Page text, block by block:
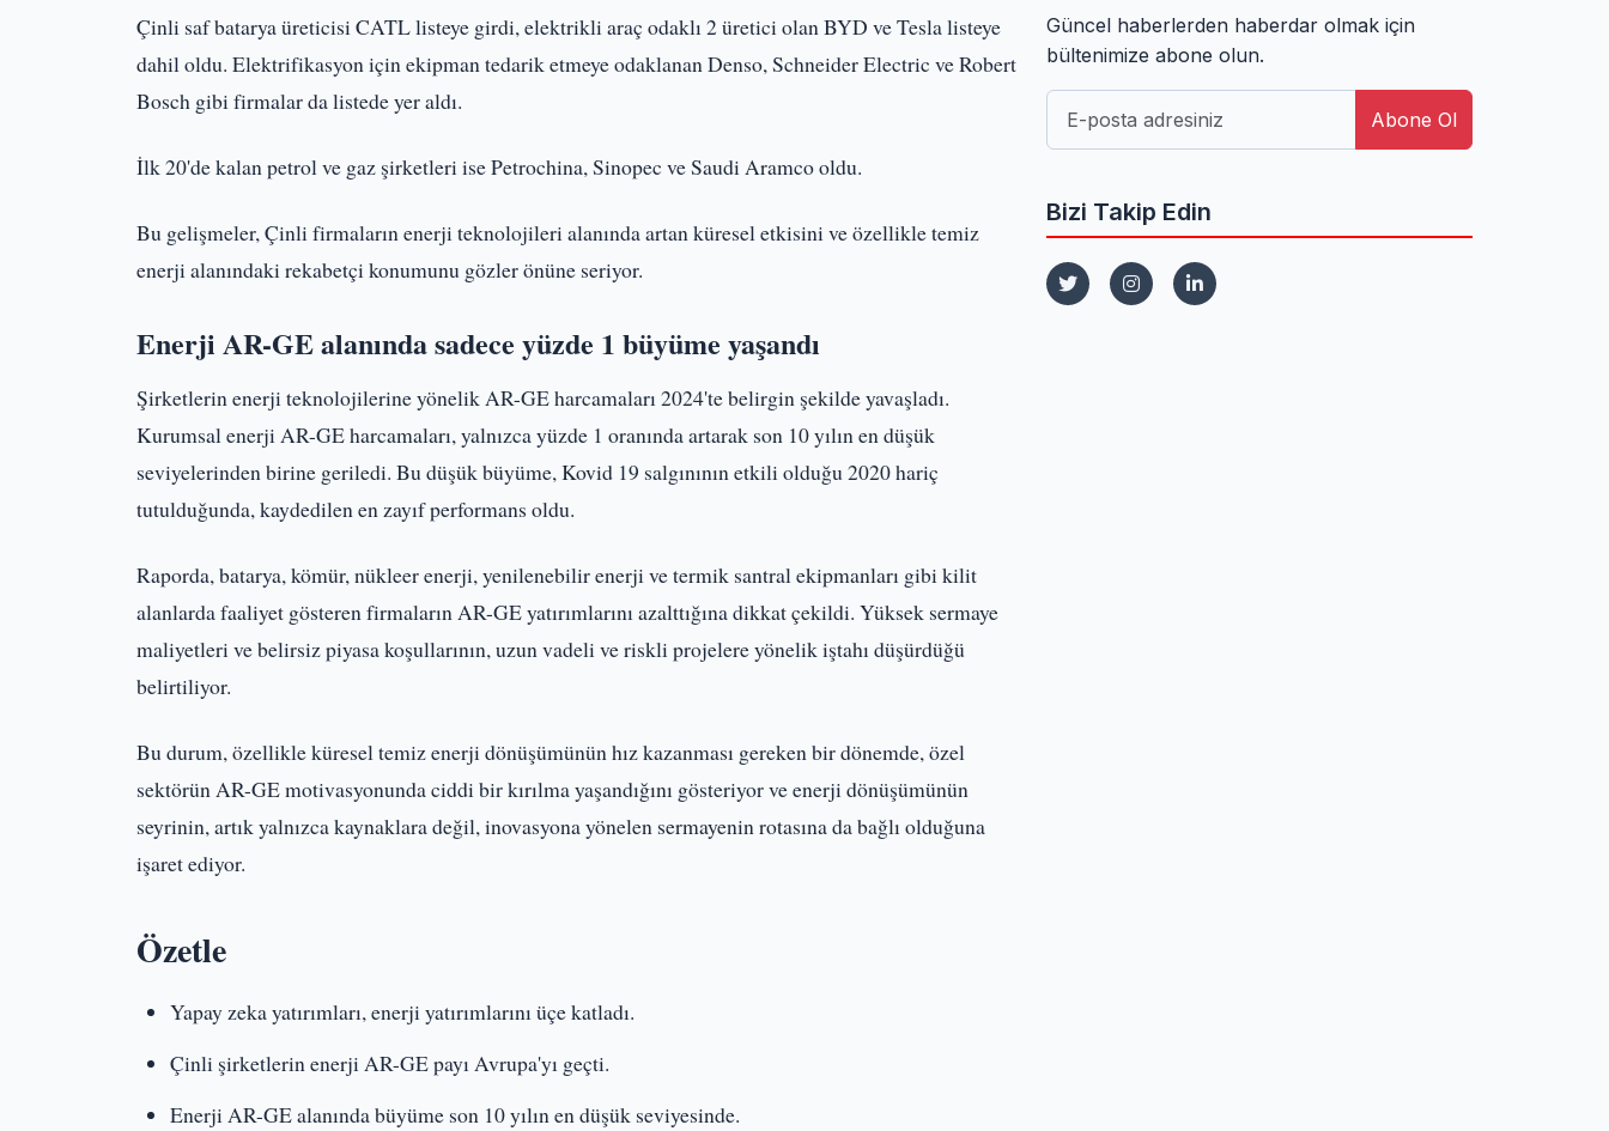
Çinli saf batarya üreticisi CATL listeye girdi, elektrikli araç odaklı 2 üretici olan BYD ve Tesla listeye
dahil oldu. Elektrifikasyon için ekipman tedarik etmeye odaklanan Denso, Schneider Electric ve Robert
Bosch gibi firmalar da listede yer aldı.
İlk 20'de kalan petrol ve gaz şirketleri ise Petrochina, Sinopec ve Saudi Aramco oldu.
Bu gelişmeler, Çinli firmaların enerji teknolojileri alanında artan küresel etkisini ve özellikle temiz
enerji alanındaki rekabetçi konumunu gözler önüne seriyor.
Enerji AR-GE alanında sadece yüzde 1 büyüme yaşandı
Şirketlerin enerji teknolojilerine yönelik AR-GE harcamaları 2024'te belirgin şekilde yavaşladı.
Kurumsal enerji AR-GE harcamaları, yalnızca yüzde 1 oranında artarak son 10 yılın en düşük
seviyelerinden birine geriledi. Bu düşük büyüme, Kovid 19 salgınının etkili olduğu 2020 hariç
tutulduğunda, kaydedilen en zayıf performans oldu.
Raporda, batarya, kömür, nükleer enerji, yenilenebilir enerji ve termik santral ekipmanları gibi kilit
alanlarda faaliyet gösteren firmaların AR-GE yatırımlarını azalttığına dikkat çekildi. Yüksek sermaye
maliyetleri ve belirsiz piyasa koşullarının, uzun vadeli ve riskli projelere yönelik iştahı düşürdüğü
belirtiliyor.
Bu durum, özellikle küresel temiz enerji dönüşümünün hız kazanması gereken bir dönemde, özel
sektörün AR-GE motivasyonunda ciddi bir kırılma yaşandığını gösteriyor ve enerji dönüşümünün
seyrinin, artık yalnızca kaynaklara değil, inovasyona yönelen sermayenin rotasına da bağlı olduğuna
işaret ediyor.
Özetle
Yapay zeka yatırımları, enerji yatırımlarını üçe katladı.
Çinli şirketlerin enerji AR-GE payı Avrupa'yı geçti.
Enerji AR-GE alanında büyüme son 10 yılın en düşük seviyesinde.
Güncel haberlerden haberdar olmak için
bültenimize abone olun.
Abone Ol
Bizi Takip Edin